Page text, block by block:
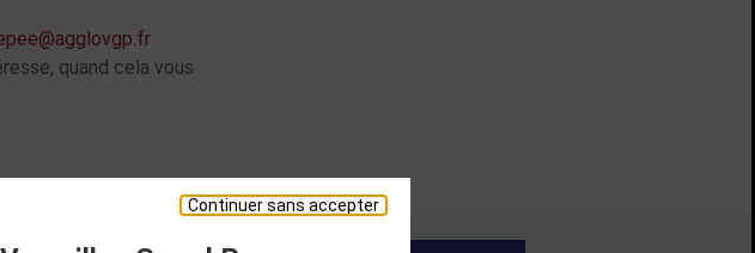
Continuer sans accepter
quand cela vous